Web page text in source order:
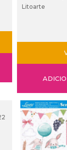
Litoarte